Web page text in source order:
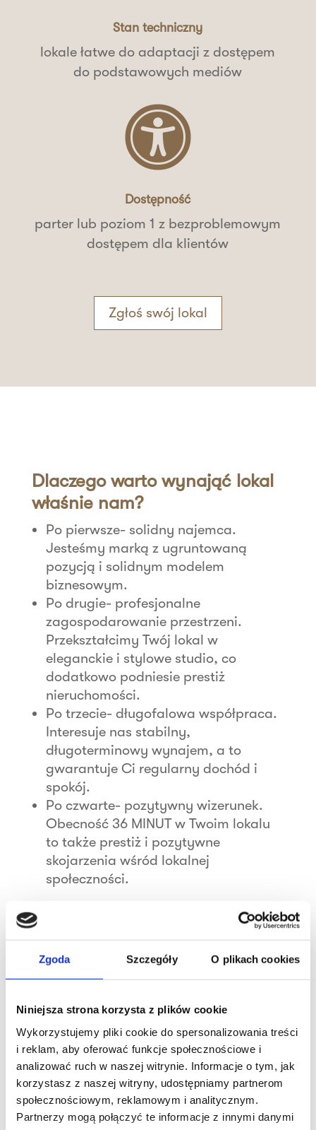
Zgoda Szczegóły O plikach cookies
Niniejsza strona korzysta z plików cookie
Wykorzystujemy pliki cookie do spersonalizowania treści
i reklam, aby oferować funkcje społecznościowe i
analizować ruch w naszej witrynie. Informacje o tym, jak
korzystasz z naszej witryny, udostępniamy partnerom
społecznościowym, reklamowym i analitycznym.
Partnerzy mogą połączyć te informacje z innymi danymi
Stan techniczny
lokale łatwe do adaptacji z dostępem
do podstawowych mediów

Dostępność
parter lub poziom 1 z bezproblemowym
dostępem dla klientów
Zgłoś swój lokal
Dlaczego warto wynająć lokal
właśnie nam?
Po pierwsze- solidny najemca.
Jesteśmy marką z ugruntowaną
pozycją i solidnym modelem
biznesowym.
Po drugie- profesjonalne
zagospodarowanie przestrzeni.
Przekształcimy Twój lokal w
eleganckie i stylowe studio, co
dodatkowo podniesie prestiż
nieruchomości.
Po trzecie- długofalowa współpraca.
Interesuje nas stabilny,
długoterminowy wynajem, a to
gwarantuje Ci regularny dochód i
spokój.
Po czwarte- pozytywny wizerunek.
Obecność 36 MINUT w Twoim lokalu
to także prestiż i pozytywne
skojarzenia wśród lokalnej
społeczności.
Masz miejsce, które spełnia
nasze wymagania?
Wynajmij lokal – razem możemy
które przyciągnie klientów.Chętnie
porozmawiamy o współpracy i
przedstawimy szczegóły naszej oferty.
Zapewniamy pełen profesjonalizm i